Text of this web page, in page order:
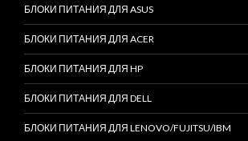
БЛОКИ ПИТАНИЯ ДЛЯ ASUS
БЛОКИ ПИТАНИЯ ДЛЯ ACER
БЛОКИ ПИТАНИЯ ДЛЯ HP
БЛОКИ ПИТАНИЯ ДЛЯ DELL
БЛОКИ ПИТАНИЯ ДЛЯ LENOVO/FUJITSU/IBM